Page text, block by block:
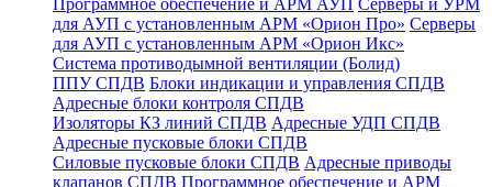
Программное обеспечение и АРМ АУП Серверы и УРМ
для АУП с установленным АРМ «Орион Про» Серверы
для АУП с установленным АРМ «Орион Икс»
Система противодымной вентиляции (Болид)
ППУ СПДВ Блоки индикации и управления СПДВ
Адресные блоки контроля СПДВ
Изоляторы КЗ линий СПДВ Адресные УДП СПДВ
Адресные пусковые блоки СПДВ
Силовые пусковые блоки СПДВ Адресные приводы
клапанов СПДВ Программное обеспечение и АРМ